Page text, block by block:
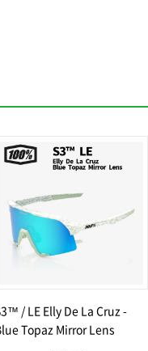
/ LE Elly De La Cruz -
Topaz Mirror Lens